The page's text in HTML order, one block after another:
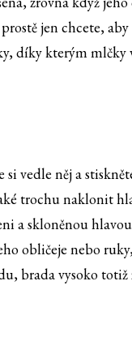
jen chcete,
díky kterým
si vedle něj a
trochu naklonit
a skloněnou
obličeje nebo
brada vysoko